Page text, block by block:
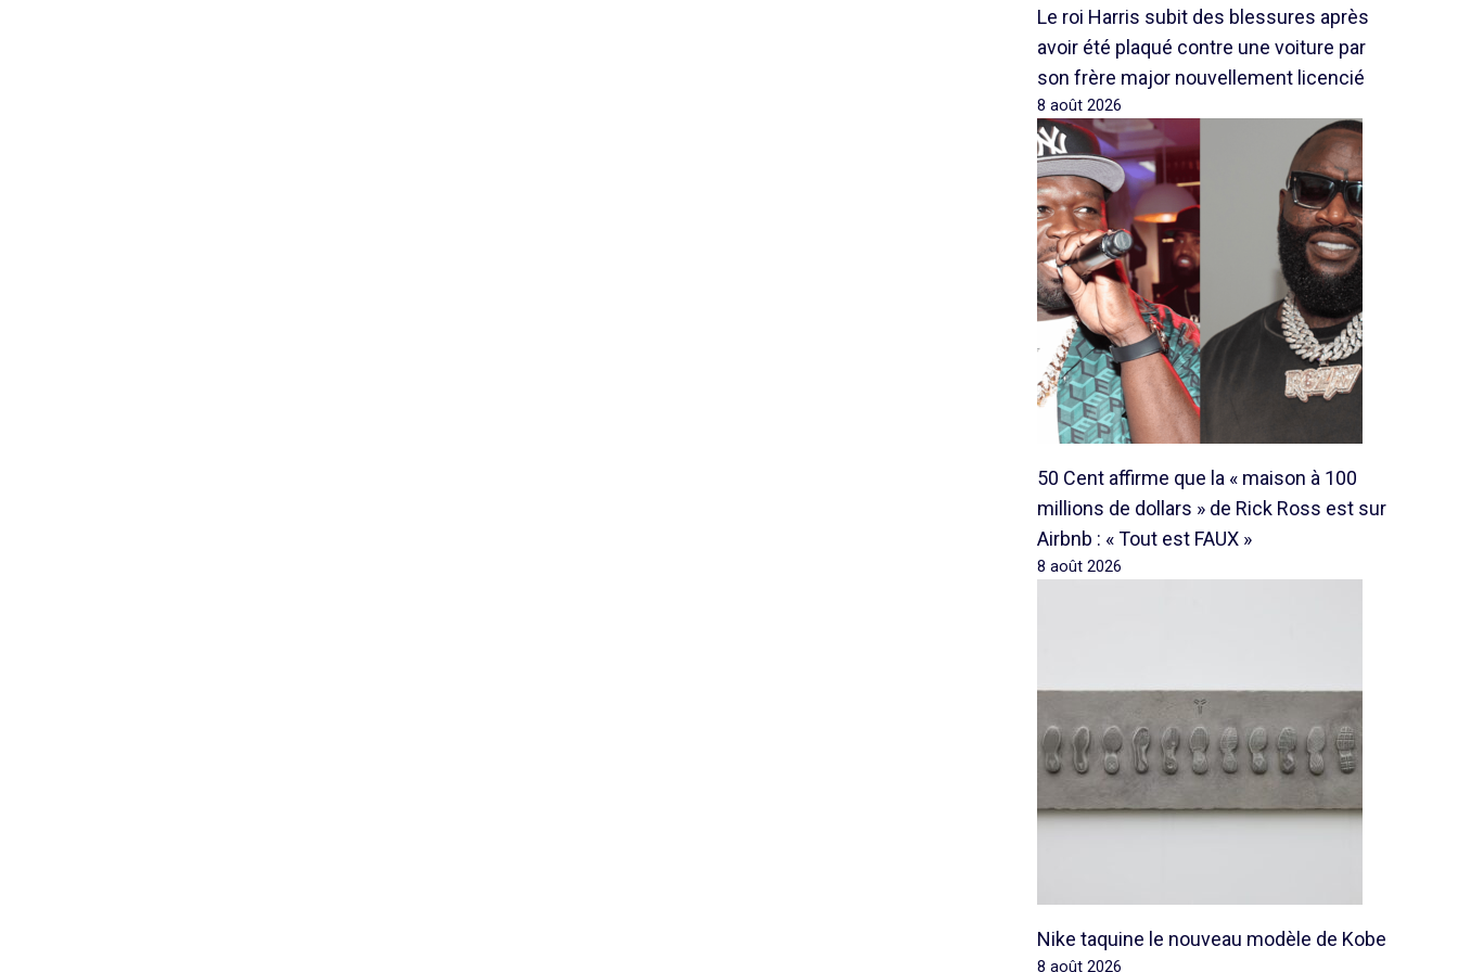
Le roi Harris subit des blessures après
avoir été plaqué contre une voiture par
son frère major nouvellement licencié
8 août 2026
50 Cent affirme que la « maison à 100
millions de dollars » de Rick Ross est sur
Airbnb : « Tout est FAUX »
8 août 2026
Nike taquine le nouveau modèle de Kobe
8 août 2026